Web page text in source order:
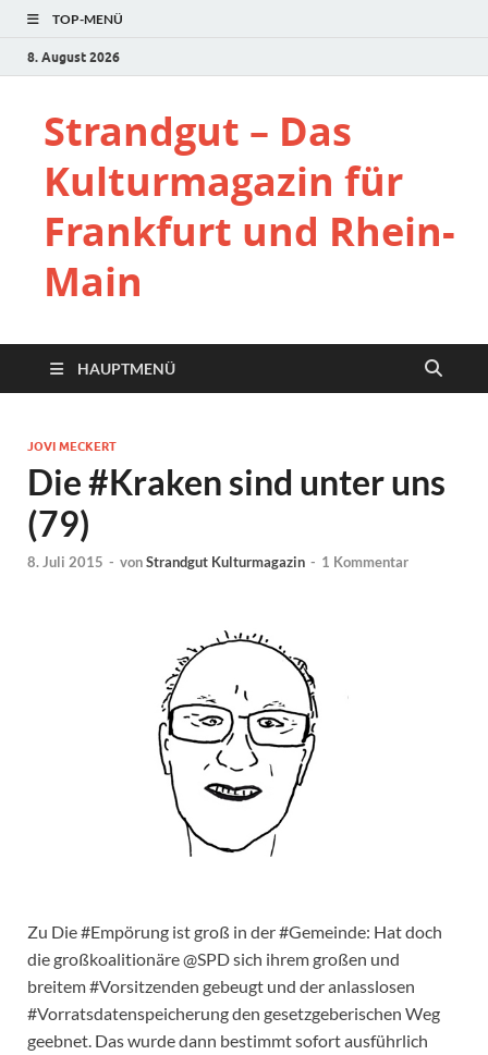
TOP-MENÜ
8. August 2026
Strandgut – Das
Kulturmagazin für
Frankfurt und Rhein-
Main
HAUPTMENÜ
JOVI MECKERT
Die #Kraken sind unter uns
(79)
8. Juli 2015 - vonStrandgut Kulturmagazin - 1 Kommentar
Zu Die #Empörung ist groß in der #Gemeinde: Hat doch
die großkoalitionäre @SPD sich ihrem großen und
breitem #Vorsitzenden gebeugt und der anlasslosen
#Vorratsdatenspeicherung den gesetzgeberischen Weg
geebnet. Das wurde dann bestimmt sofort ausführlich